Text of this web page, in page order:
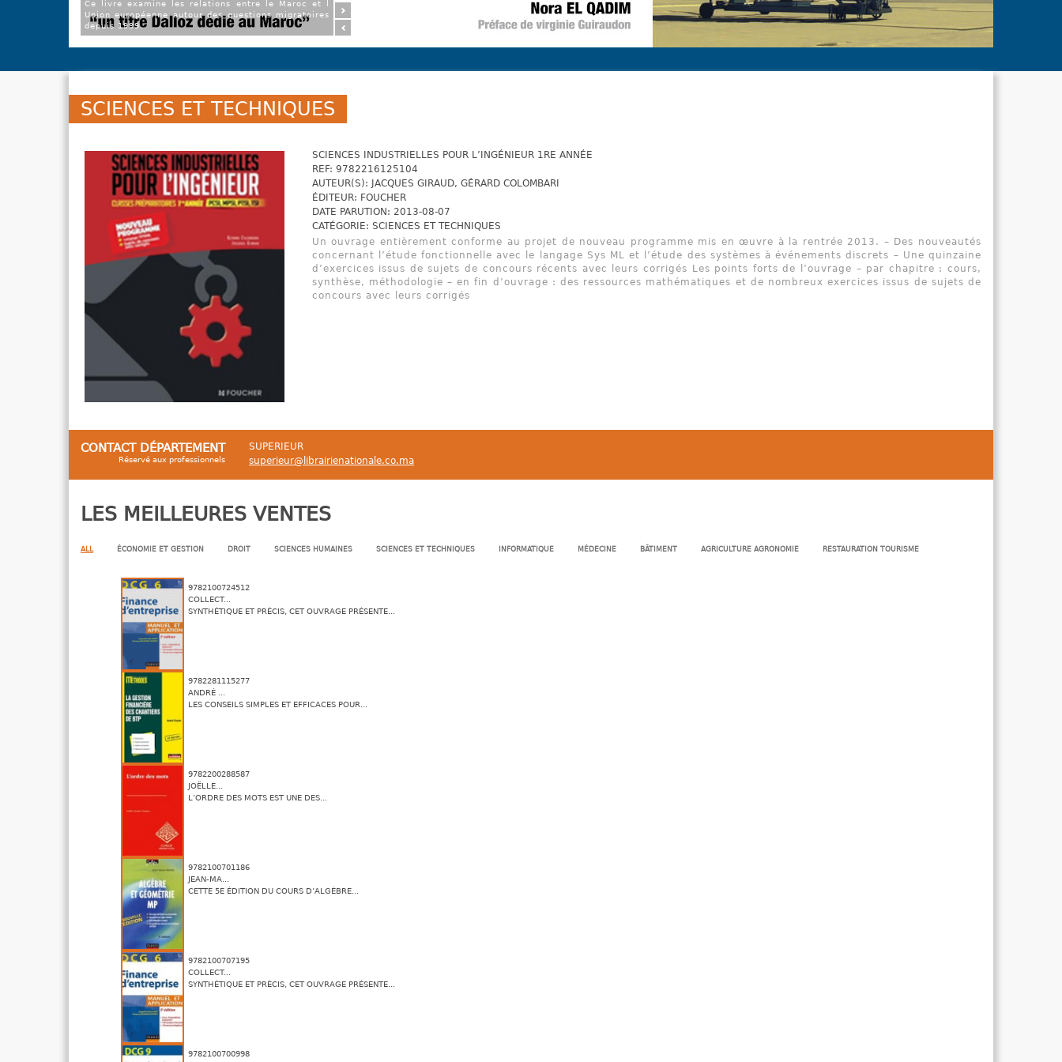
Ce livre examine les relations entre le Maroc et l
Union européenne autour des questions migratoires
depuis 1999.
SCIENCES ET TECHNIQUES
SCIENCES INDUSTRIELLES POUR L’INGÉNIEUR 1RE ANNÉE
REF: 9782216125104
AUTEUR(S): JACQUES GIRAUD, GÉRARD COLOMBARI
ÉDITEUR: FOUCHER
DATE PARUTION: 2013-08-07
CATÉGORIE: SCIENCES ET TECHNIQUES
Un ouvrage entièrement conforme au projet de nouveau programme mis en œuvre à la rentrée 2013. – Des nouveautés
concernant l’étude fonctionnelle avec le langage Sys ML et l’étude des systèmes à événements discrets – Une quinzaine
d’exercices issus de sujets de concours récents avec leurs corrigés Les points forts de l’ouvrage – par chapitre : cours,
synthèse, méthodologie – en fin d’ouvrage : des ressources mathématiques et de nombreux exercices issus de sujets de
concours avec leurs corrigés
CONTACT DÉPARTEMENT
Réservé aux professionnels
SUPERIEUR
superieur@librairienationale.co.ma
LES MEILLEURES VENTES
ALL ÉCONOMIE ET GESTION DROIT SCIENCES HUMAINES SCIENCES ET TECHNIQUES INFORMATIQUE MÉDECINE BÂTIMENT AGRICULTURE AGRONOMIE RESTAURATION TOURISME
9782100724512
COLLECT...
SYNTHÉTIQUE ET PRÉCIS, CET OUVRAGE PRÉSENTE...
9782281115277
ANDRÉ ...
LES CONSEILS SIMPLES ET EFFICACES POUR...
9782200288587
JOËLLE...
L’ORDRE DES MOTS EST UNE DES...
9782100701186
JEAN-MA...
CETTE 5E ÉDITION DU COURS D’ALGÈBRE...
9782100707195
COLLECT...
SYNTHÉTIQUE ET PRÉCIS, CET OUVRAGE PRÉSENTE...
9782100700998